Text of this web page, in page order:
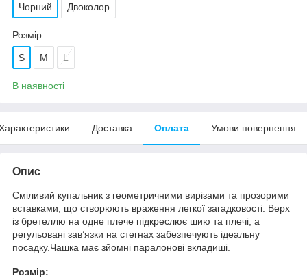
Чорний Двоколор
Розмір
S M L
В наявності
Доставка Оплата Умови повернення
Опис
Сміливий купальник з геометричними вирізами та прозорими
вставками, що створюють враження легкої загадковості. Верх
із бретеллю на одне плече підкреслює шию та плечі, а
регульовані зав’язки на стегнах забезпечують ідеальну
посадку.Чашка має зйомні паралонові вкладиші.
Розмір: